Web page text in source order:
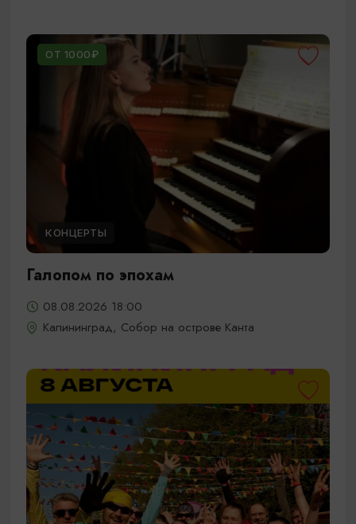
ОТ 1000₽
КОНЦЕРТЫ
Галопом по эпохам
08.08.2026 18:00
Калининград, Собор на острове Канта